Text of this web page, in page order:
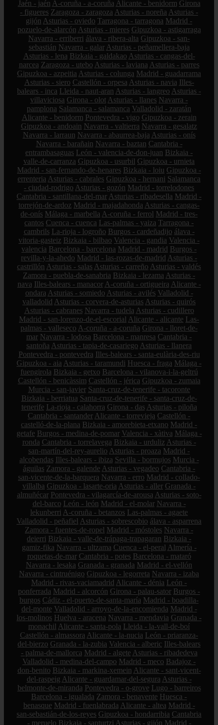
Jaén - jaén A-coruña - a-coruña Alicante - benidorm Girona
- figueres Zaragoza - zaragoza Asturias - noreña Asturias -
gijón Asturias - oviedo Tarragona - tarragona Madrid -
pozuelo-de-alarcón Asturias - mieres Gipuzkoa - astigarraga
Navarra - erriberri álava - ribera-alta Gipuzkoa - san-
sebastián Navarra - galar Asturias - peñamellera-baja
Asturias - lena Bizkaia - galdakao Asturias - cangas-del-
narcea Zaragoza - utebo Asturias - laviana Asturias - parres
Gipuzkoa - azpeitia Asturias - colunga Madrid - guadarrama
Asturias - siero Castellón - orpesa Asturias - navia Illes-
balears - inca Lleida - naut-aran Asturias - langreo Asturias -
villaviciosa Girona - olot Asturias - llanes Navarra -
pamplona Salamanca - salamanca Valladolid - zaratán
Alicante - benidorm Pontevedra - vigo Gipuzkoa - zerain
Gipuzkoa - andoain Navarra - valtierra Navarra - gesalatz
Navarra - larraun Navarra - abaurrea-baja Asturias - onís
Navarra - barañain Navarra - baztan Cantabria -
entrambasaguas León - valencia-de-don-juan Bizkaia -
valle-de-carranza Gipuzkoa - usurbil Gipuzkoa - urnieta
Madrid - san-fernando-de-henares Bizkaia - loiu Gipuzkoa -
errenteria Asturias - cabrales Gipuzkoa - hernani Salamanca
- ciudad-rodrigo Asturias - gozón Madrid - torrelodones
Cantabria - santillana-del-mar Asturias - ribadesella Madrid -
torrejón-de-ardoz Madrid - majadahonda Asturias - cangas-
de-onís Málaga - marbella A-coruña - ferrol Madrid - tres-
cantos Cuenca - cuenca Las-palmas - yaiza Tarragona -
cambrils La-rioja - logroño Burgos - cardeñadijo álava -
vitoria-gasteiz Bizkaia - bilbao Valencia - gandia Valencia -
valencia Barcelona - barcelona Madrid - madrid Burgos -
revilla-y-la-ahedo Madrid - las-rozas-de-madrid Asturias -
castrillón Asturias - salas Asturias - carreño Asturias - valdés
Zamora - puebla-de-sanabria Bizkaia - lezama Asturias -
nava Illes-balears - manacor A-coruña - ortigueira Alicante -
ondara Asturias - somiedo Asturias - avilés Valladolid -
valladolid Asturias - corvera-de-asturias Asturias - quirós
Asturias - cabranes Navarra - tudela Asturias - cudillero
Madrid - san-lorenzo-de-el-escorial Alicante - alicante Las-
palmas - valleseco A-coruña - a-coruña Girona - lloret-de-
mar Navarra - lodosa Barcelona - manresa Cantabria -
santoña Asturias - tapia-de-casariego Asturias - llanera
Pontevedra - pontevedra Illes-balears - santa-eulària-des-riu
Gipuzkoa - aia Asturias - taramundi Huesca - fraga Málaga -
fuengirola Bizkaia - getxo Barcelona - vilanova-i-la-geltrú
Castellón - benicàssim Castellón - jérica Gipuzkoa - zumaia
Murcia - san-javier Santa-cruz-de-tenerife - tacoronte
Bizkaia - berriatua Santa-cruz-de-tenerife - santa-cruz-de-
tenerife La-rioja - calahorra Girona - das Asturias - piloña
Cantabria - santander Alicante - torrevieja Castellón -
castelló-de-la-plana Bizkaia - amorebieta-etxano Madrid -
getafe Burgos - medina-de-pomar Valencia - xàtiva Málaga -
ronda Cantabria - torrelavega Bizkaia - urduliz Asturias -
san-martín-del-rey-aurelio Asturias - proaza Madrid -
alcobendas Illes-balears - ibiza Sevilla - bormujos Murcia -
águilas Zamora - galende Asturias - vegadeo Cantabria -
san-vicente-de-la-barquera Navarra - erro Madrid - collado-
villalba Gipuzkoa - lasarte-oria Asturias - aller Granada -
almuñécar Pontevedra - vilagarcía-de-arousa Asturias - soto-
del-barco León - león Madrid - el-molar Navarra -
lekunberri A-coruña - betanzos Las-palmas - agaete
Valladolid - peñafiel Asturias - sobrescobio álava - asparrena
Zamora - fuentes-de-ropel Madrid - móstoles Navarra -
deierri Bizkaia - valle-de-trápaga-trapagaran Bizkaia -
gamiz-fika Navarra - ultzama Cuenca - el-peral Almería -
roquetas-de-mar Cantabria - potes Barcelona - mataró
Navarra - lesaka Granada - granada Madrid - el-vellón
Navarra - cintruénigo Gipuzkoa - legorreta Navarra - izaba
Madrid - rivas-vaciamadrid Alicante - dénia León -
ponferrada Madrid - alcorcón Girona - palau-sator Burgos -
burgos Cádiz - el-puerto-de-santa-maría Madrid - boadilla-
del-monte Valladolid - arroyo-de-la-encomienda Madrid -
los-molinos Huelva - aracena Navarra - mendavia Granada -
monachil Alicante - santa-pola Lleida - la-vall-de-boí
Castellón - almassora Alicante - la-nucia León - priaranza-
del-bierzo Granada - la-zubia Valencia - alberic Illes-balears
- palma-de-mallorca Madrid - algete Asturias - ribadedeva
Valladolid - medina-del-campo Madrid - meco Badajoz -
don-benito Bizkaia - markina-xemein Alicante - sant-vicent-
del-raspeig Alicante - guardamar-del-segura Asturias -
belmonte-de-miranda Pontevedra - o-grove Lugo - barreiros
Barcelona - igualada Zamora - benavente Huesca -
benasque Madrid - fuenlabrada Alicante - altea Madrid -
san-sebastián-de-los-reyes Gipuzkoa - hondarribia Cantabria
- meruelo Bizkaia - santurtzi Asturias - gijón Madrid -